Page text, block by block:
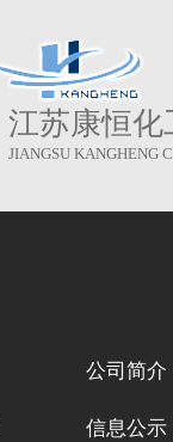
江苏康恒
JIANGSU KANGHENG
公司简介
信息公示